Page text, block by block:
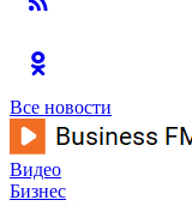
Все новости
Видео
Бизнес